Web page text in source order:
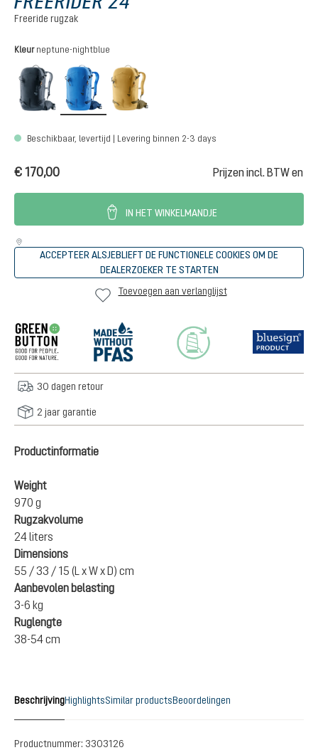
Freeride rugzak
Selecteer
Kleur neptune-nightblue
black neptune-nightblue
Beschikbaar, levertijd | Levering binnen 2-3 days
€ 170,00 Prijzen incl. BTW en
IN HET WINKELMANDJE
ACCEPTEER ALSJEBLIEFT DE FUNCTIONELE COOKIES OM DE
DEALERZOEKER TE STARTEN
Toevoegen aan verlanglijst
30 dagen retour
2 jaar garantie
Productinformatie
Weight
970 g
Rugzakvolume
24 liters
Dimensions
55 / 33 / 15 (L x W x D) cm
Aanbevolen belasting
3-6 kg
Ruglengte
38-54 cm
BeschrijvingHighlightsSimilar productsBeoordelingen
Productnummer: 3303126